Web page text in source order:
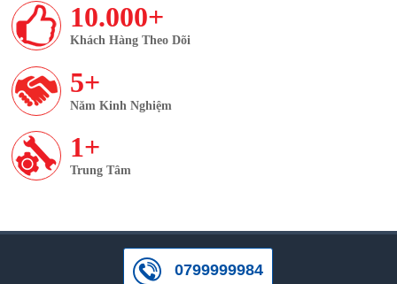
10.000+
Khách Hàng Theo Dõi
5+
Năm Kinh Nghiệm
1+
Trung Tâm
0799999984